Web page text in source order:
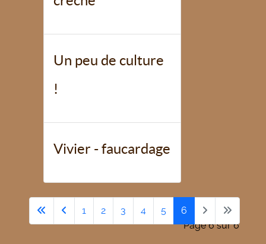
Un peu de culture
!
Vivier - faucardage
Page 6 sur 6
1 2 3 4 5 6